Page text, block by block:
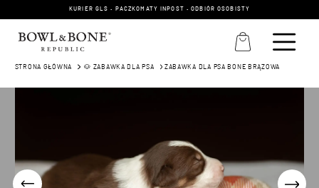
KURIER GLS • PACZKOMATY INPOST • ODBIÓR OSOBISTY
STRONA GŁÓWNA 🐶 ZABAWKA DLA PSA ZABAWKA DLA PSA BONE BRĄZOWA